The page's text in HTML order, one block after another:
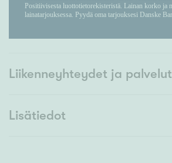
Liikenneyhteydet ja palvelut
Lisätiedot